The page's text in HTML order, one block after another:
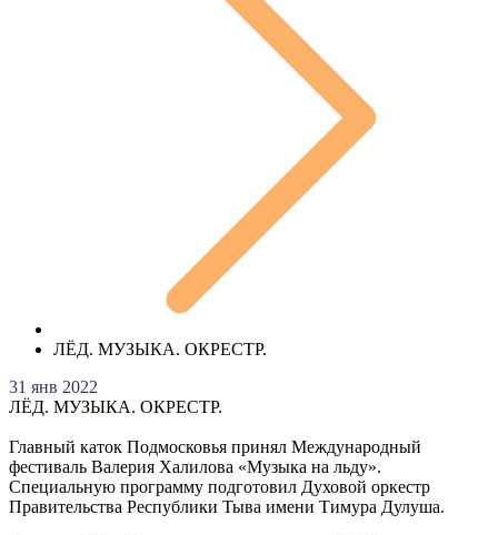
ЛЁД. МУЗЫКА. ОКРЕСТР.
31 янв 2022
ЛЁД. МУЗЫКА. ОКРЕСТР.
Главный каток Подмосковья принял Международный
фестиваль Валерия Халилова «Музыка на льду».
Специальную программу подготовил Духовой оркестр
Правительства Республики Тыва имени Тимура Дулуша.